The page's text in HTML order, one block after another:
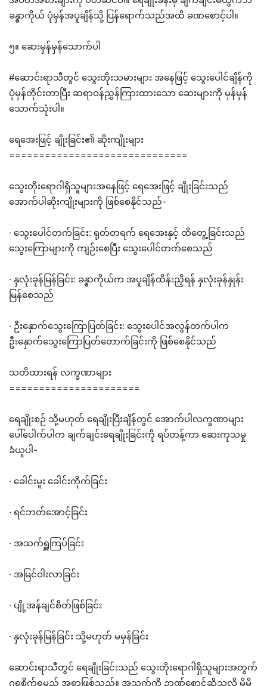
ခန္ဓာကိုယ် ပုံမှန်အပူချိန်သို့ ပြန်ရောက်သည်အထိ ခဏစောင့်ပါ။
၅။ ဆေးမှန်မှန်သောက်ပါ
#ဆောင်းရာသီတွင် သွေးတိုးသမားများ အနေဖြင့် သွေးပေါင်ချိန်ကို
ပုံမှန်တိုင်းတာပြီး ဆရာဝန်ညွှန်ကြားထားသော ဆေးများကို မှန်မှန်
သောက်သုံးပါ။
ရေအေးဖြင့် ချိုးခြင်း၏ ဆိုးကျိုးများ
==============================
သွေးတိုးရောဂါရှိသူများအနေဖြင့် ရေအေးဖြင့် ချိုးခြင်းသည်
အောက်ပါဆိုးကျိုးများကို ဖြစ်စေနိုင်သည်-
· သွေးပေါင်တက်ခြင်း: ရုတ်တရက် ရေအေးနှင့် ထိတွေ့ခြင်းသည်
သွေးကြောများကို ကျဉ်းစေပြီး သွေးပေါင်တက်စေသည်
· နှလုံးခုန်မြန်ခြင်း: ခန္ဓာကိုယ်က အပူချိန်ထိန်းညှိရန် နှလုံးခုန်နှုန်း
မြန်စေသည်
· ဦးနှောက်သွေးကြောပြတ်ခြင်း: သွေးပေါင်အလွန်တက်ပါက
ဦးနှောက်သွေးကြောပြတ်တောက်ခြင်းကို ဖြစ်စေနိုင်သည်
သတိထားရန် လက္ခဏာများ
======================
ရေချိုးစဉ် သို့မဟုတ် ရေချိုးပြီးချိန်တွင် အောက်ပါလက္ခဏာများ
ပေါ်ပေါက်ပါက ချက်ချင်းရေချိုးခြင်းကို ရပ်တန့်ကာ ဆေးကုသမှု
ခံယူပါ-
· ခေါင်းမူး ခေါင်းကိုက်ခြင်း
· ရင်ဘတ်အောင့်ခြင်း
· အသက်ရှူကြပ်ခြင်း
· အမြင်ဝါးလာခြင်း
· ပျို့အန်ချင်စိတ်ဖြစ်ခြင်း
· နှလုံးခုန်မြန်ခြင်း သို့မဟုတ် မမှန်ခြင်း
ဆောင်းရာသီတွင် ရေချိုးခြင်းသည် သွေးတိုးရောဂါရှိသူများအတွက်
ဂရုစိုက်ရမည့် အရာဖြစ်သည်။ အသက်ကို ဉာဏ်စောင့်ဆိုသလို မိမိ